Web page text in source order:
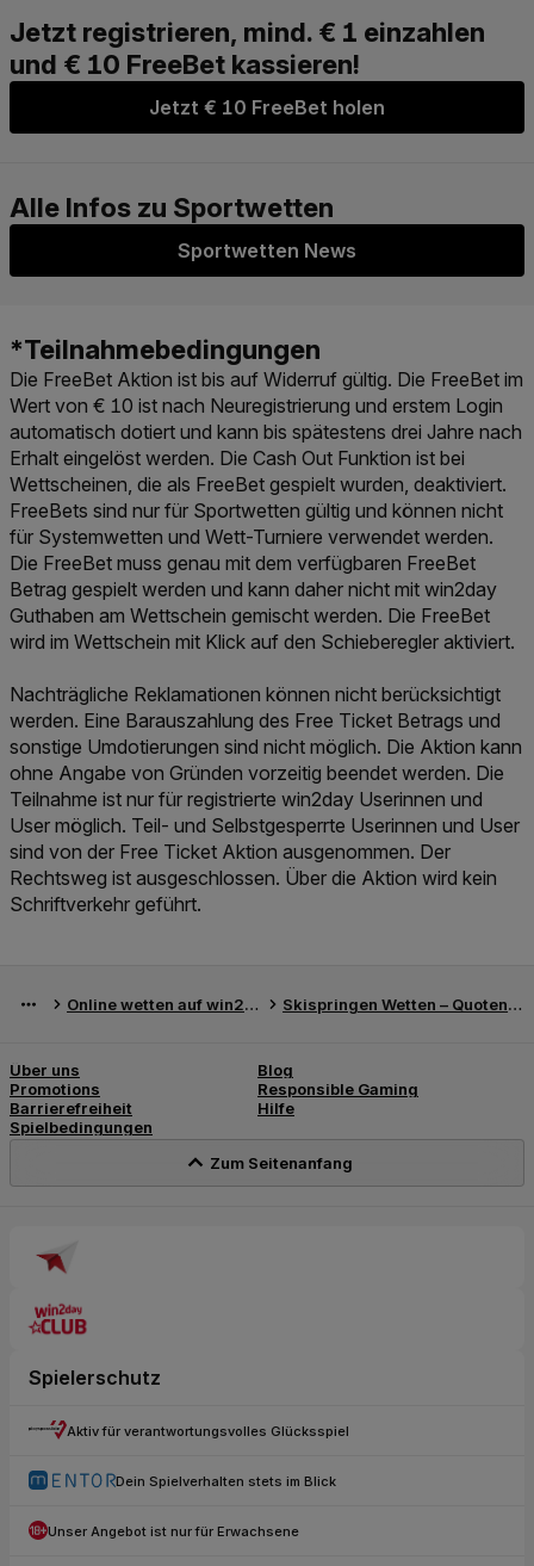
Jetzt € 10 FreeBet holen
Sportwetten News
Die FreeBet Aktion ist bis auf Widerruf gültig. Die FreeBet im
Wert von € 10 ist nach Neuregistrierung und erstem Login
automatisch dotiert und kann bis spätestens drei Jahre nach
Erhalt eingelöst werden. Die Cash Out Funktion ist bei
Wettscheinen, die als FreeBet gespielt wurden, deaktiviert.
FreeBets sind nur für Sportwetten gültig und können nicht
für Systemwetten und Wett-Turniere verwendet werden.
Die FreeBet muss genau mit dem verfügbaren FreeBet
Betrag gespielt werden und kann daher nicht mit win2day
Guthaben am Wettschein gemischt werden. Die FreeBet
wird im Wettschein mit Klick auf den Schieberegler aktiviert.
Nachträgliche Reklamationen können nicht berücksichtigt
werden. Eine Barauszahlung des Free Ticket Betrags und
sonstige Umdotierungen sind nicht möglich. Die Aktion kann
ohne Angabe von Gründen vorzeitig beendet werden. Die
Teilnahme ist nur für registrierte win2day Userinnen und
User möglich. Teil- und Selbstgesperrte Userinnen und User
sind von der Free Ticket Aktion ausgenommen. Der
Rechtsweg ist ausgeschlossen. Über die Aktion wird kein
Schriftverkehr geführt.